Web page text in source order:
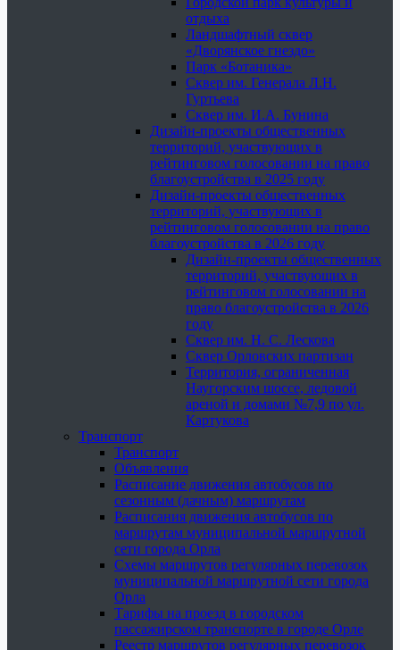
отдыха
Ландшафтный сквер
«Дворянское гнездо»
Парк «Ботаника»
Сквер им. Генерала Л.Н.
Гуртьева
Сквер им. И.А. Бунина
Дизайн-проекты общественных
территорий, участвующих в
рейтинговом голосовании на право
благоустройства в 2025 году
Дизайн-проекты общественных
территорий, участвующих в
рейтинговом голосовании на право
благоустройства в 2026 году
Дизайн-проекты общественных
территорий, участвующих в
рейтинговом голосовании на
право благоустройства в 2026
году
Сквер им. Н. С. Лескова
Сквер Орловских партизан
Территория, ограниченная
Наугорским шоссе, ледовой
ареной и домами №7,9 по ул.
Картукова
Транспорт
Транспорт
Объявления
Расписание движения автобусов по
сезонным (дачным) маршрутам
Расписания движения автобусов по
маршрутам муниципальной маршрутной
сети города Орла
Схемы маршрутов регулярных перевозок
муниципальной маршрутной сети города
Орла
Тарифы на проезд в городском
пассажирском транспорте в городе Орле
Реестр маршрутов регулярных перевозок